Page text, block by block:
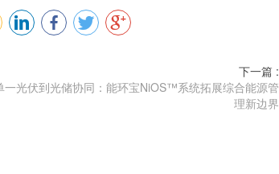
下一篇 :
一光伏到光储协同：能环宝NiOS™系统拓展综合能源管
理新边界